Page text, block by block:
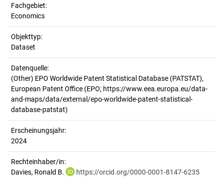
Fachgebiet:
Economics
Objekttyp:
Dataset
Datenquelle:
(Other) EPO Worldwide Patent Statistical Database (PATSTAT),
European Patent Office (EPO; https://www.eea.europa.eu/data-
and-maps/data/external/epo-worldwide-patent-statistical-
database-patstat)
Erscheinungsjahr:
2024
Rechteinhaber/in:
Davies, Ronald B.
https://orcid.org/0000-0001-8147-6235